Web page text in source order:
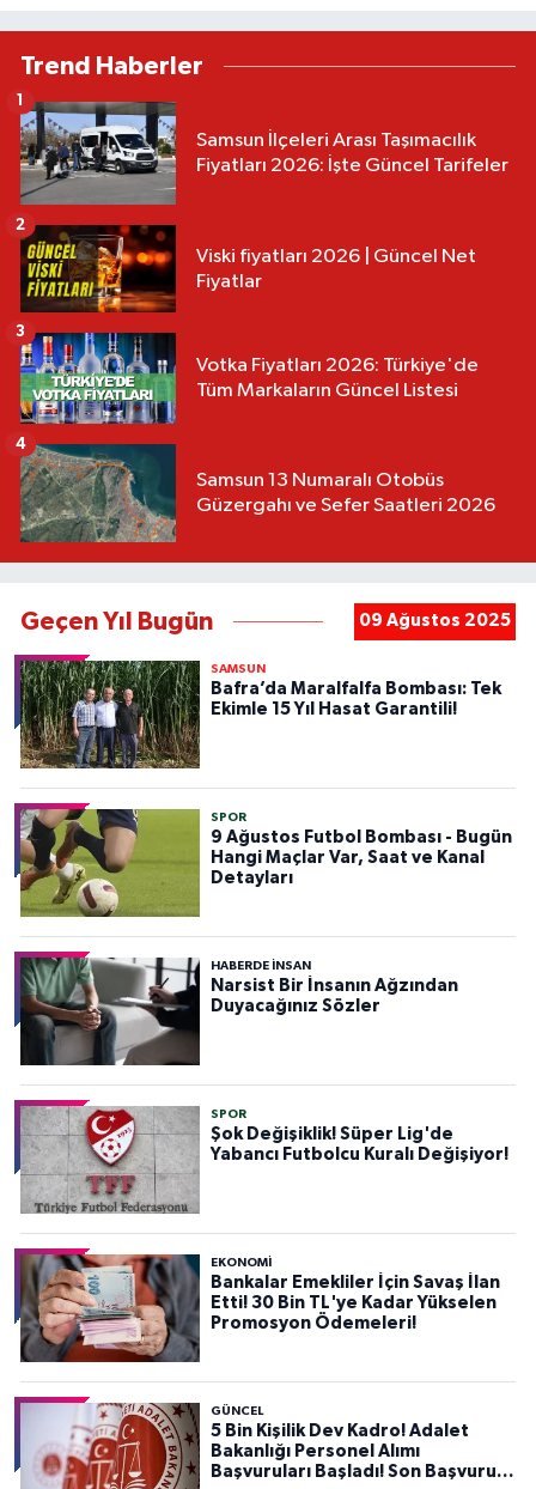
Trend Haberler
Samsun İlçeleri Arası Taşımacılık
Fiyatları 2026: İşte Güncel Tarifeler
1
Viski fiyatları 2026 | Güncel Net
Fiyatlar
2
Votka Fiyatları 2026: Türkiye'de
Tüm Markaların Güncel Listesi
3
Samsun 13 Numaralı Otobüs
Güzergahı ve Sefer Saatleri 2026
4
Geçen Yıl Bugün 09 Ağustos 2025
SAMSUN
Bafra’da Maralfalfa Bombası: Tek
Ekimle 15 Yıl Hasat Garantili!
SPOR
9 Ağustos Futbol Bombası - Bugün
Hangi Maçlar Var, Saat ve Kanal
Detayları
HABERDE INSAN
Narsist Bir İnsanın Ağzından
Duyacağınız Sözler
SPOR
Şok Değişiklik! Süper Lig'de
Yabancı Futbolcu Kuralı Değişiyor!
EKONOMİ
Bankalar Emekliler İçin Savaş İlan
Etti! 30 Bin TL'ye Kadar Yükselen
Promosyon Ödemeleri!
GÜNCEL
5 Bin Kişilik Dev Kadro! Adalet
Bakanlığı Personel Alımı
Başvuruları Başladı! Son Başvuru